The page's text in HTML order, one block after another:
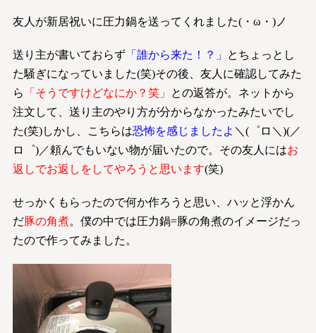
友人が新居祝いに圧力鍋を送ってくれました(・ω・)ノ
送り主が書いておらず「誰から来た！？」
とちょっとし
た騒ぎになっていました(笑)その後、友人に確認してみた
ら
「そうですけどなにか？笑」
との返答が。ネットから
注文して、送り主のやり方が分からなかったみたいでし
た(笑)しかし、こちらは恐怖を感じましたよ ＼(゜ロ＼)(／
ロ゜)／頼んでもいない物が届いたので。その友人にはお
返しでお返しをしてやろうと思います(笑)
せっかくもらったので何か作ろうと思い、ハッと浮かん
だ豚の角煮。僕の中では圧力鍋=豚の角煮のイメージだっ
たので作ってみました。